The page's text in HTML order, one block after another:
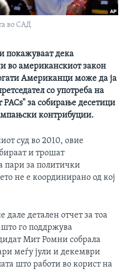
во САД
покажуваат дека
американскиот закон
Американци може да ја
со употреба на
за собирање десетици
контрибуции.
суд во 2010, овие
и трошат
пари за политички
не е координирано од кој
дале детален отчет за тоа
го поддржува
Мит Ромни собрала
меѓу јули и декември
што работи во корист на